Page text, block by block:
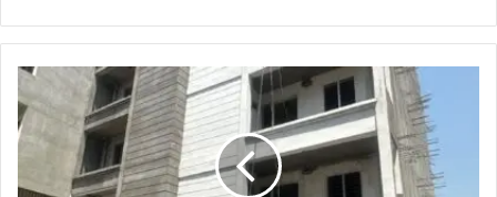
अ
वै
ध
नि